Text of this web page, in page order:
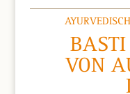
VON